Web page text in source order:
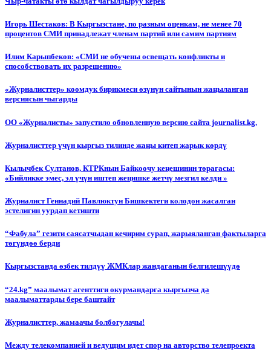
Игорь Шестаков: В Кыргызстане, по разным оценкам, не менее 70
процентов СМИ принадлежат членам партий или самим партиям
Илим Карыпбеков: «СМИ не обучены освещать конфликты и
способствовать их разрешению»
«Журналисттер» коомдук бирикмеси өзүнүн сайтынын жаңыланган
версиясын чыгарды
ОО «Журналисты» запустило обновленную версию сайта journalist.kg.
Журналисттер үчүн кыргыз тилинде жаңы китеп жарык көрдү
Кылычбек Султанов, КТРКнын Байкоочу кеңешинин төрагасы:
«Бийликке эмес, эл үчүн иштеп жеңишке жетчү мезгил келди »
Журналист Геннадий Павлюктун Бишкектеги колодон жасалган
эстелигин уурдап кетишти
“Фабула” гезити саясатчыдан кечирим сурап, жарыяланган фактыларга
төгүндөө берди
Кыргызстанда өзбек тилдүү ЖМКлар жандаганын белгилешүүдө
“24.kg” маалымат агенттиги окурмандарга кыргызча да
маалыматтарды бере баштайт
Журналисттер, жамаачы болбогулачы!
Между телекомпанией и ведущим идет спор на авторство телепроекта